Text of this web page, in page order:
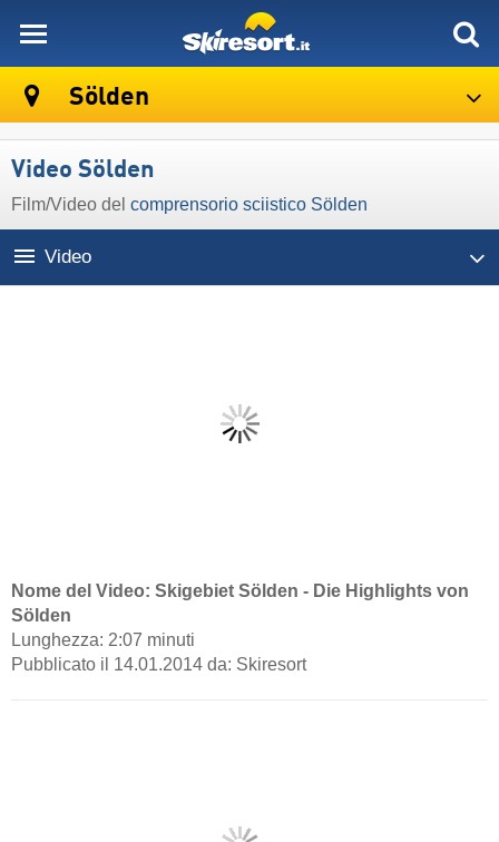
Sölden
Video Sölden
Film/Video del comprensorio sciistico Sölden
Video
Nome del Video: Skigebiet Sölden - Die Highlights von
Sölden
Lunghezza: 2:07 minuti
Pubblicato il 14.01.2014 da: Skiresort